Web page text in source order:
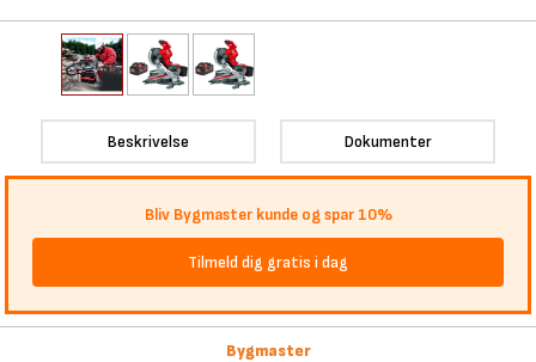
Beskrivelse Dokumenter
Bliv Bygmaster kunde og spar 10%
Tilmeld dig gratis i dag
Bygmaster